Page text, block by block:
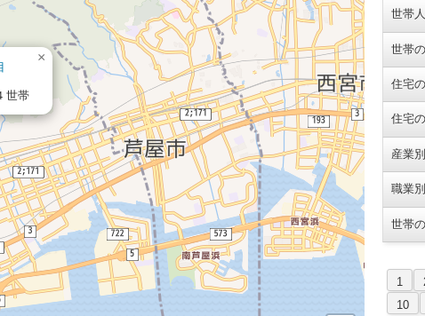
世帯
×
世帯
世帯
住宅
住宅
産業
職業
世帯
1
10